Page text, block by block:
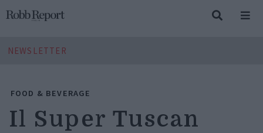
NEWSLETTER
FOOD & BEVERAGE
Il Super Tuscan